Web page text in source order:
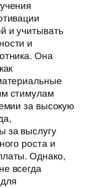
и учитывать
и
Она
стимулам
за высокую
за выслугу
роста и
Однако,
всегда